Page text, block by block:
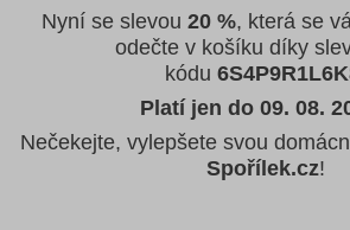
Nyní se slevou 20 %, která se
odečte v košíku díky
kódu
Platí jen do 09. 08.
Nečekejte, vylepšete svou
Spořílek.cz!